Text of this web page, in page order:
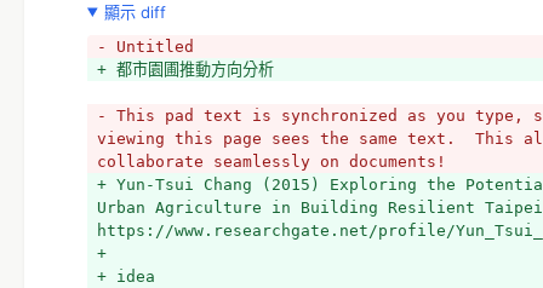
顯示 diff
- Untitled
+ 都市園圃推動方向分析
- This pad text is synchronized as you type,
viewing this page sees the same text.  This
collaborate seamlessly on documents!
+ Yun-Tsui Chang (2015) Exploring the
Urban Agriculture in Building Resilient
https://www.researchgate.net/profile/
+
+ idea